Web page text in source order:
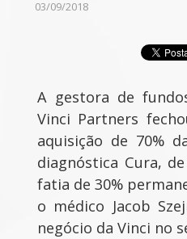
03/09/2018
A gestora de
Vinci Partners
aquisição de 70%
diagnóstica Cura,
fatia de 30%
o médico Jacob
negócio da Vinci no